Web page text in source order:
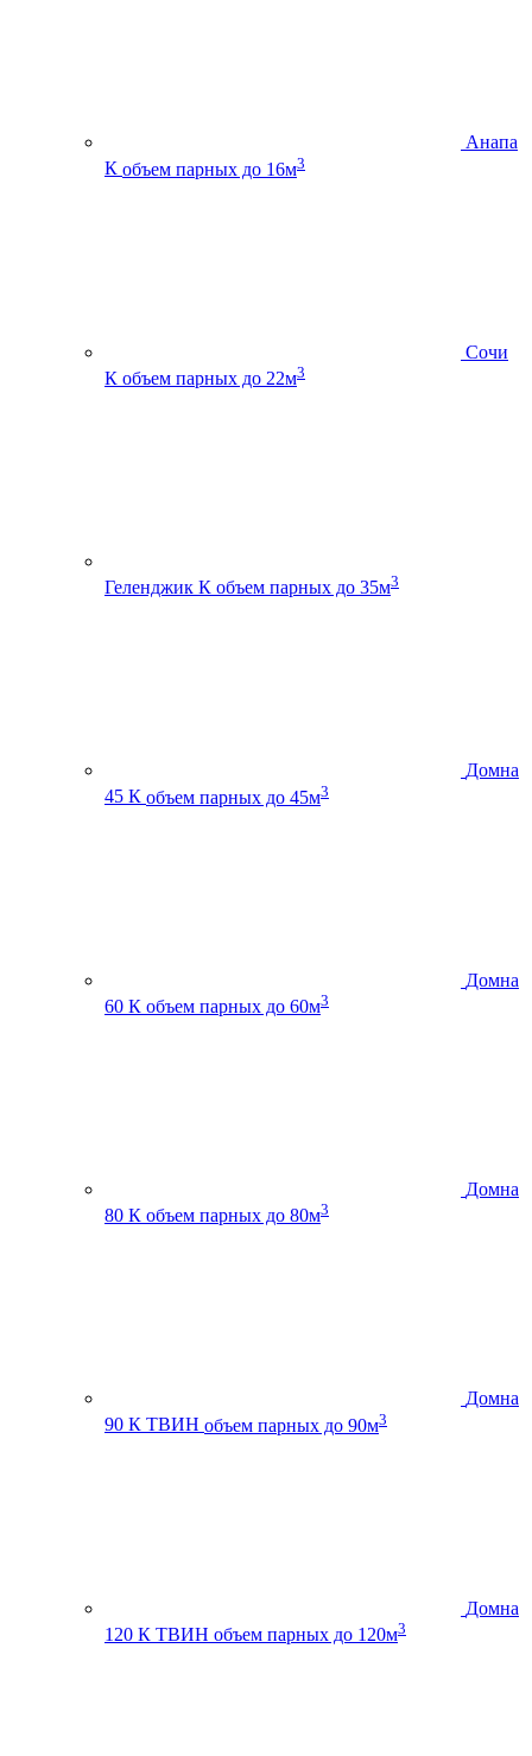
Анапа
К объем парных до 16м3
Сочи
К объем парных до 22м3
Геленджик К объем парных до 35м3
Домна
45 К объем парных до 45м3
Домна
60 К объем парных до 60м3
Домна
80 К объем парных до 80м3
Домна
90 К ТВИН объем парных до 90м3
Домна
120 К ТВИН объем парных до 120м3